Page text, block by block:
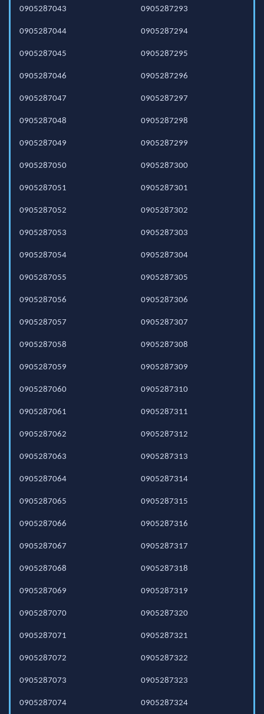
0905287043
0905287044
0905287045
0905287046
0905287047
0905287048
0905287049
0905287050
0905287051
0905287052
0905287053
0905287054
0905287055
0905287056
0905287057
0905287058
0905287059
0905287060
0905287061
0905287062
0905287063
0905287064
0905287065
0905287066
0905287067
0905287068
0905287069
0905287070
0905287071
0905287072
0905287073
0905287074
0905287293
0905287294
0905287295
0905287296
0905287297
0905287298
0905287299
0905287300
0905287301
0905287302
0905287303
0905287304
0905287305
0905287306
0905287307
0905287308
0905287309
0905287310
0905287311
0905287312
0905287313
0905287314
0905287315
0905287316
0905287317
0905287318
0905287319
0905287320
0905287321
0905287322
0905287323
0905287324